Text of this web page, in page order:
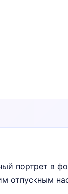
портрет в
отпускным